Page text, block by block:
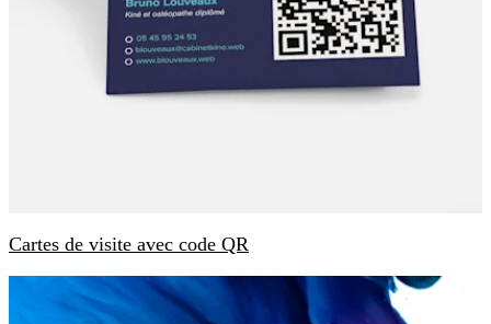
Cartes de visite avec code QR